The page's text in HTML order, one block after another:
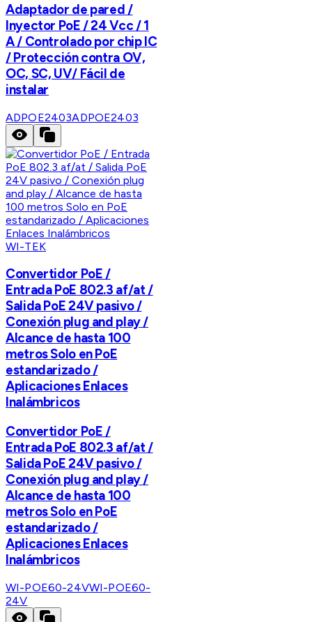
Adaptador de pared /
Inyector PoE / 24 Vcc / 1
A / Controlado por chip IC
/ Protección contra OV,
OC, SC, UV/ Fácil de
instalar
ADPOE2403ADPOE2403
WI-TEK
Convertidor PoE /
Entrada PoE 802.3 af/at /
Salida PoE 24V pasivo /
Conexión plug and play /
Alcance de hasta 100
metros Solo en PoE
estandarizado /
Aplicaciones Enlaces
Inalámbricos
Convertidor PoE /
Entrada PoE 802.3 af/at /
Salida PoE 24V pasivo /
Conexión plug and play /
Alcance de hasta 100
metros Solo en PoE
estandarizado /
Aplicaciones Enlaces
Inalámbricos
WI-POE60-24VWI-POE60-
24V